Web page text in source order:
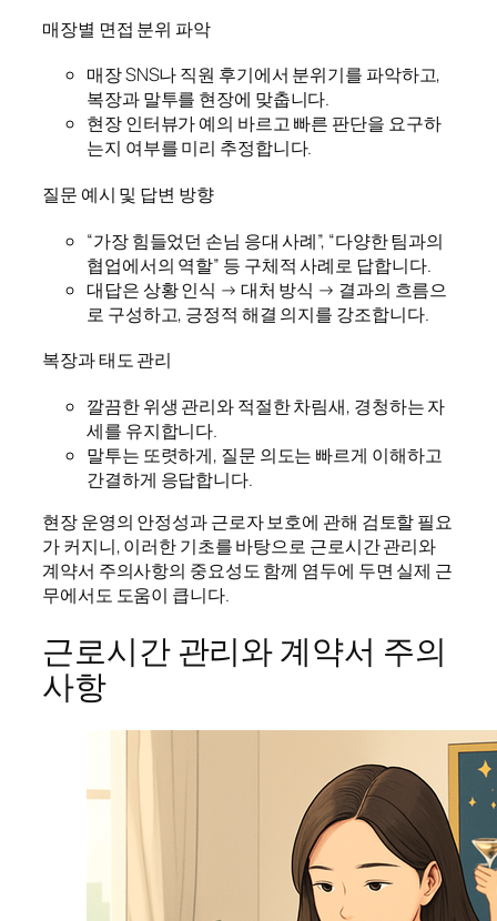
매장별 면접 분위 파악
매장 SNS나 직원 후기에서 분위기를 파악하고,
복장과 말투를 현장에 맞춥니다.
현장 인터뷰가 예의 바르고 빠른 판단을 요구하
는지 여부를 미리 추정합니다.
질문 예시 및 답변 방향
“가장 힘들었던 손님 응대 사례”, “다양한 팀과의
협업에서의 역할” 등 구체적 사례로 답합니다.
대답은 상황 인식 → 대처 방식 → 결과의 흐름으
로 구성하고, 긍정적 해결 의지를 강조합니다.
복장과 태도 관리
깔끔한 위생 관리와 적절한 차림새, 경청하는 자
세를 유지합니다.
말투는 또렷하게, 질문 의도는 빠르게 이해하고
간결하게 응답합니다.
현장 운영의 안정성과 근로자 보호에 관해 검토할 필요
가 커지니, 이러한 기초를 바탕으로 근로시간 관리와
계약서 주의사항의 중요성도 함께 염두에 두면 실제 근
무에서도 도움이 큽니다.
근로시간 관리와 계약서 주의
사항